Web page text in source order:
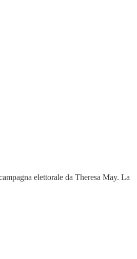
elettorale da Theresa May. La